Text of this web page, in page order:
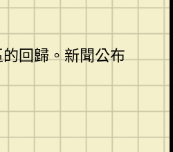
回歸。新聞公布